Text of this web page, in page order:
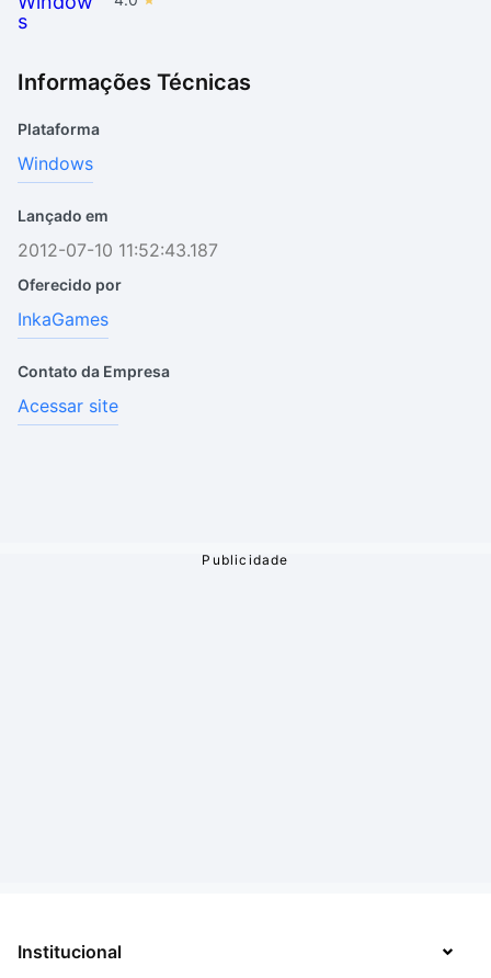
Informações Técnicas
Plataforma
Windows
Lançado em
2012-07-10 11:52:43.187
Oferecido por
InkaGames
Contato da Empresa
Acessar site
Institucional